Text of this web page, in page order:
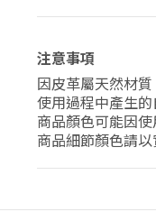
注意事項
因皮革屬天然材
使用過程中產生
商品顏色可能因
商品細節顏色請